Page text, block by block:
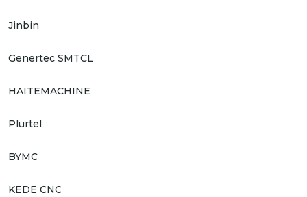
Jinbin
Genertec SMTCL
HAITEMACHINE
Plurtel
BYMC
KEDE CNC